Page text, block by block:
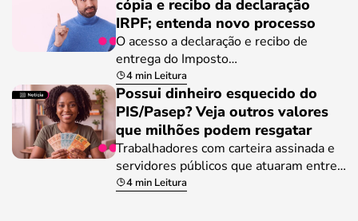
cópia e recibo da declaração
IRPF; entenda novo processo
O acesso a declaração e recibo de
entrega do Imposto…
4 min Leitura
Possui dinheiro esquecido do
PIS/Pasep? Veja outros valores
que milhões podem resgatar
Trabalhadores com carteira assinada e
servidores públicos que atuaram entre…
4 min Leitura